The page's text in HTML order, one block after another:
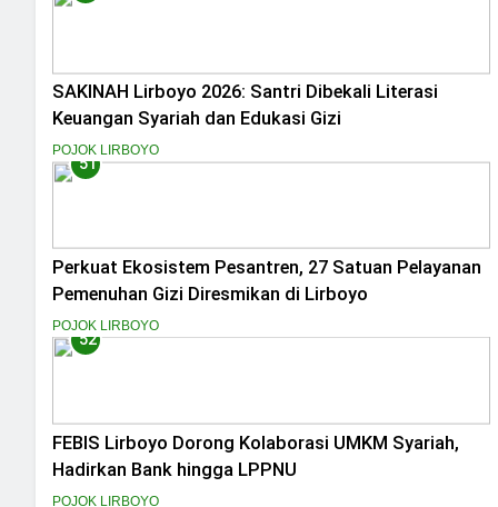
SAKINAH Lirboyo 2026: Santri Dibekali Literasi
Keuangan Syariah dan Edukasi Gizi
POJOK LIRBOYO
51
Perkuat Ekosistem Pesantren, 27 Satuan Pelayanan
Pemenuhan Gizi Diresmikan di Lirboyo
POJOK LIRBOYO
52
FEBIS Lirboyo Dorong Kolaborasi UMKM Syariah,
Hadirkan Bank hingga LPPNU
POJOK LIRBOYO